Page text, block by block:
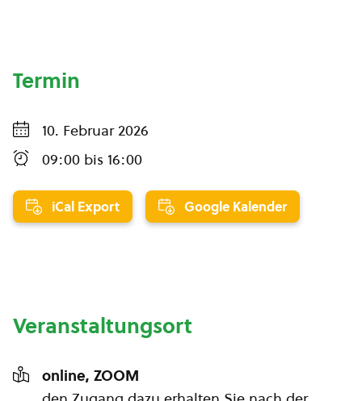
Termin
10. Februar 2026
09:00 bis 16:00
iCal Export Google Kalender
Veranstaltungsort
online, ZOOM